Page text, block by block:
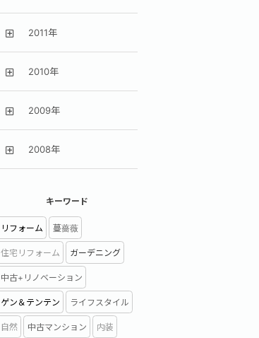
2011年
2010年
2009年
2008年
キーワード
リフォーム 蔓薔薇
住宅リフォーム ガーデニング
中古+リノベーション
ゲン＆テンテン ライフスタイル
自然 中古マンション 内装